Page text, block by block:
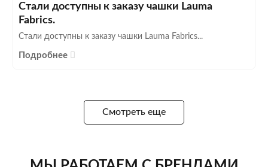
Стали доступны к заказу чашки Lauma
Fabrics.
Стали доступны к заказу чашки Lauma Fabrics...
Подробнее
Смотреть еще